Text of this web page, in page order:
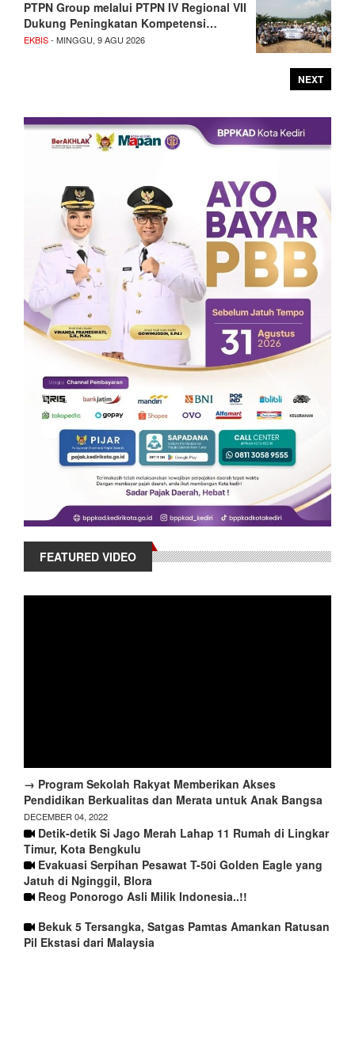
PTPN Group melalui PTPN IV Regional VII
Dukung Peningkatan Kompetensi…
EKBIS- MINGGU, 9 AGU 2026
NEXT
FEATURED VIDEO
→ Program Sekolah Rakyat Memberikan Akses
Pendidikan Berkualitas dan Merata untuk Anak Bangsa
DECEMBER 04, 2022
Detik-detik Si Jago Merah Lahap 11 Rumah di Lingkar
Timur, Kota Bengkulu
Evakuasi Serpihan Pesawat T-50i Golden Eagle yang
Jatuh di Nginggil, Blora
Reog Ponorogo Asli Milik Indonesia..!!
Bekuk 5 Tersangka, Satgas Pamtas Amankan Ratusan
Pil Ekstasi dari Malaysia